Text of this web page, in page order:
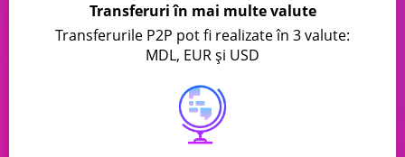
Transferuri în mai multe valute
Transferurile P2P pot fi realizate în 3 valute:
MDL, EUR și USD